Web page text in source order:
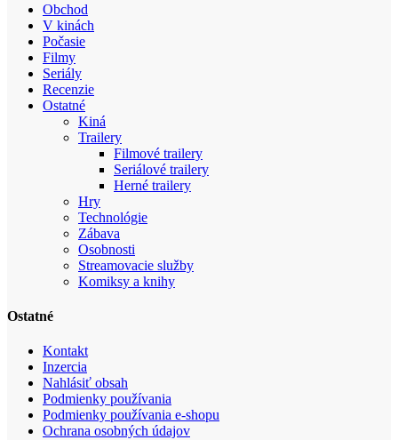
Obchod
V kinách
Počasie
Filmy
Seriály
Recenzie
Ostatné
Kiná
Trailery
Filmové trailery
Seriálové trailery
Herné trailery
Hry
Technológie
Zábava
Osobnosti
Streamovacie služby
Komiksy a knihy
Ostatné
Kontakt
Inzercia
Nahlásiť obsah
Podmienky používania
Podmienky používania e-shopu
Ochrana osobných údajov